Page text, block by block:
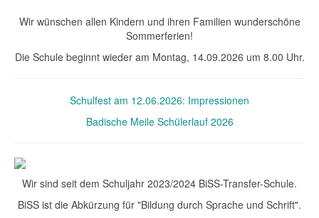
Wir wünschen allen Kindern und ihren Familien wunderschöne
Sommerferien!
Die Schule beginnt wieder am Montag, 14.09.2026 um 8.00 Uhr.
Schulfest am 12.06.2026: Impressionen
Badische Meile Schülerlauf 2026
Wir sind seit dem Schuljahr 2023/2024 BiSS-Transfer-Schule.
BiSS ist die Abkürzung für "Bildung durch Sprache und Schrift".